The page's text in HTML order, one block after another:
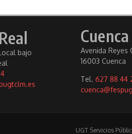
bajo
Cuenca
Avenida Reyes
16003 Cuenca
Tel. 627 88 44
UGT Servicios